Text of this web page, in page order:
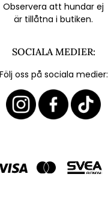
Observera att hundar ej
är tillåtna i butiken.
SOCIALA MEDIER:
Följ oss på sociala medier: